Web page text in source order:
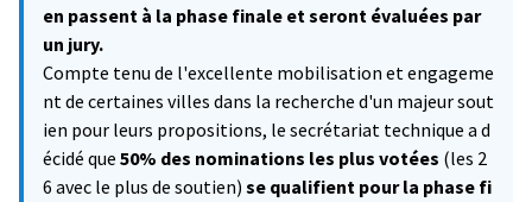
en passent à la phase finale et seront évaluées par
un jury.
Compte tenu de l'excellente mobilisation et engageme
nt de certaines villes dans la recherche d'un majeur sout
ien pour leurs propositions, le secrétariat technique a d
écidé que 50% des nominations les plus votées (les 2
6 avec le plus de soutien) se qualifient pour la phase fi